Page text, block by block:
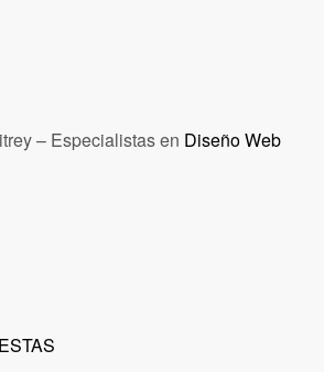
– Especialistas en Diseño Web